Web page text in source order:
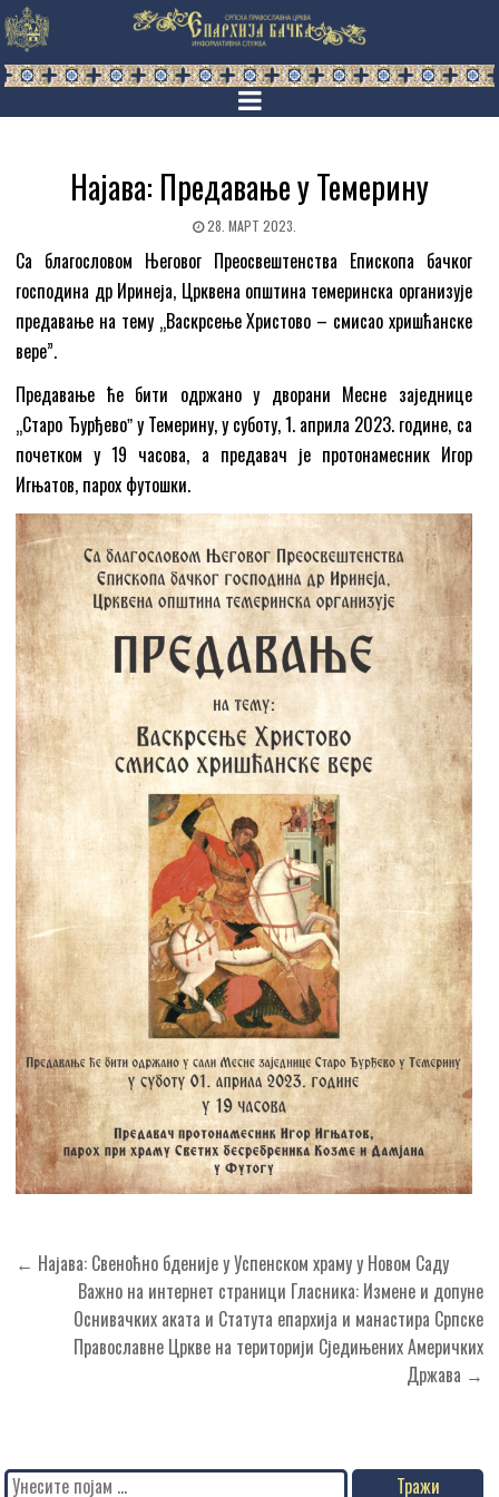
Најава: Предавање у Темерину
28. МАРТ 2023.
Са благословом Његовог Преосвештенства Епископа бачког
господина др Иринеја, Црквена општина темеринска организује
предавање на тему „Васкрсење Христово – смисао хришћанске
вере”.
Предавање ће бити одржано у дворани Месне заједнице
„Старо Ђурђевоˮ у Темерину, у суботу, 1. априла 2023. године, са
почетком у 19 часова, а предавач је протонамесник Игор
Игњатов, парох футошки.
Кретање
чланка
← Најава: Свеноћно бденије у Успенском храму у Новом Саду
Важно на интернет страници Гласника: Измене и допуне
Оснивачких аката и Статута епархија и манастира Српске
Православне Цркве на територији Сједињених Америчких
Држава →
Search